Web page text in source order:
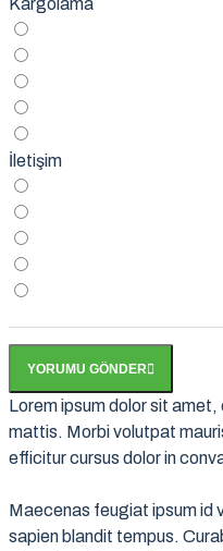
Kargolama
İletişim
YORUMU GÖNDER
Lorem ipsum dolor sit
mattis. Morbi volutpat
efficitur cursus dolor in
Maecenas feugiat ipsum id
sapien blandit tempus.